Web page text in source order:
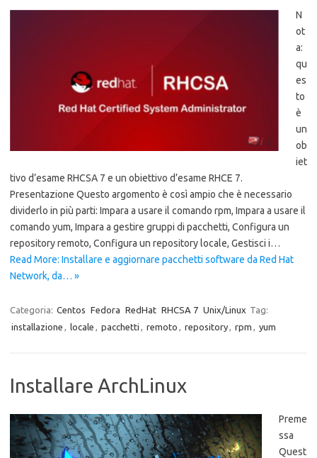
N
ot
a:
qu
es
to
è
un
ob
iet
tivo d’esame RHCSA 7 e un obiettivo d’esame RHCE 7.
Presentazione Questo argomento è così ampio che è necessario
dividerlo in più parti: Impara a usare il comando rpm, Impara a usare il
comando yum, Impara a gestire gruppi di pacchetti, Configura un
repository remoto, Configura un repository locale, Gestisci i…
Read More: Installare e aggiornare pacchetti software da Red Hat
Network, da… »
Categoria: Centos Fedora RedHat RHCSA 7 Unix/Linux Tag:
installazione , locale , pacchetti , remoto , repository, rpm , yum
Installare ArchLinux
Preme
ssa
Quest